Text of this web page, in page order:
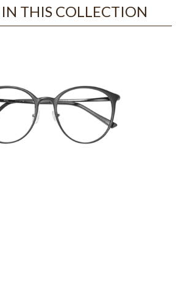
THIS COLLECTION